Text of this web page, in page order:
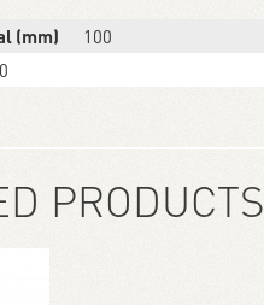
(mm) 100
PRODUCTS